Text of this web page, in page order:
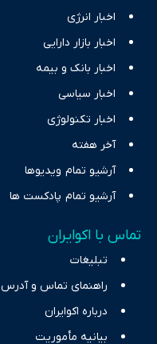
اخبار انرژی
اخبار بازار دارایی
اخبار بانک و بیمه
اخبار سیاسی
اخبار تکنولوژی
آخر هفته
آرشیو تمام ویدیوها
آرشیو تمام پادکست ها
تماس با اکوایران
تبلیغات
راهنمای تماس و آدرس
درباره اکوایران
بیانیه مأموریت